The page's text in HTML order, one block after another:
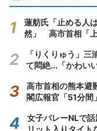
蓮舫氏「止める人
然」 高市首相「
「りくりゅう」
て悶絶...「かわい
高市首相の熊本
閣広報官「51分間
女子バレーNLで
リット入りタイ